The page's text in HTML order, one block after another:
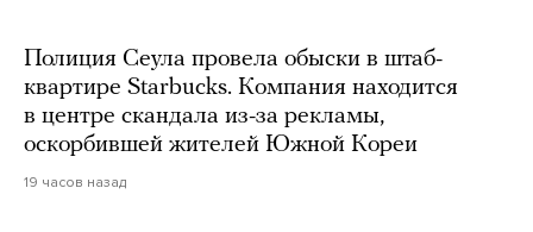
Полиция Сеула провела обыски в штаб-
квартире Starbucks. Компания находится
в центре скандала из-за рекламы,
оскорбившей жителей Южной Кореи
19 часов назад